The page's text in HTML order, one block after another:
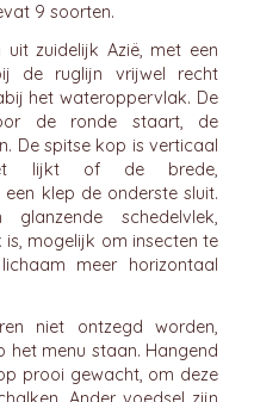
9 soorten.
uit zuidelijk Azië, met een
de ruglijn vrijwel recht
het wateroppervlak. De
de ronde staart, de
De spitse kop is verticaal
lijkt of de brede,
klep de onderste sluit.
schedelvlek,
mogelijk om insecten te
meer horizontaal
niet ontzegd worden,
het menu staan. Hangend
prooi gewacht, om deze